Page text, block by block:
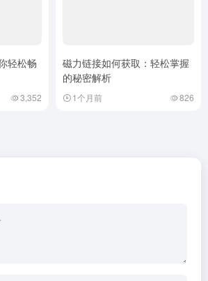
轻松畅
3,352
磁力链接如何获取：轻松掌握
的秘密解析
1个月前 826